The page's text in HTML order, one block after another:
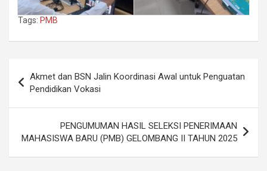
Tags: PMB
navigation
Akmet dan BSN Jalin Koordinasi Awal untuk Penguatan
Pendidikan Vokasi
PENGUMUMAN HASIL SELEKSI PENERIMAAN
MAHASISWA BARU (PMB) GELOMBANG II TAHUN 2025